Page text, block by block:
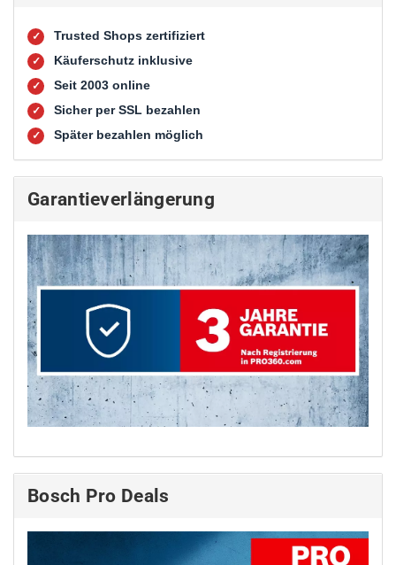
✓ Trusted Shops zertifiziert
✓ Käuferschutz inklusive
✓ Seit 2003 online
✓ Sicher per SSL bezahlen
✓ Später bezahlen möglich
Garantieverlängerung
Bosch Pro Deals